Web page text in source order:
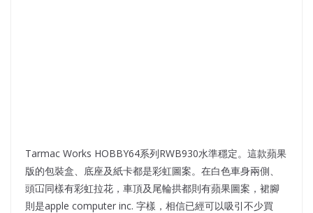
Tarmac Works HOBBY64系列RWB930水準穩定。這款蘋果
版的包裝盒、底座及紙卡都是彩虹圖案。在白色車身兩側、
頭冚同樣有彩虹拉花，車頂及尾輪拱都則有蘋果圖案，裙腳
則是apple computer inc. 字樣，相信已經可以吸引不少買